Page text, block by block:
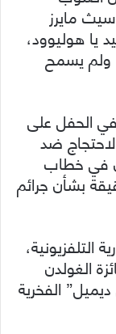
سيث مايرز
هوليوود،
ولم يسمح
الحفل على
ضد
في خطاب
بشأن جرائم
التلفزيونية،
الغولدن
الفخرية